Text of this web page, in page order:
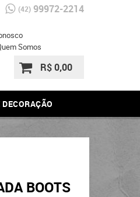
(42)99972-2214
Somos
R$ 0,00
BOOTS